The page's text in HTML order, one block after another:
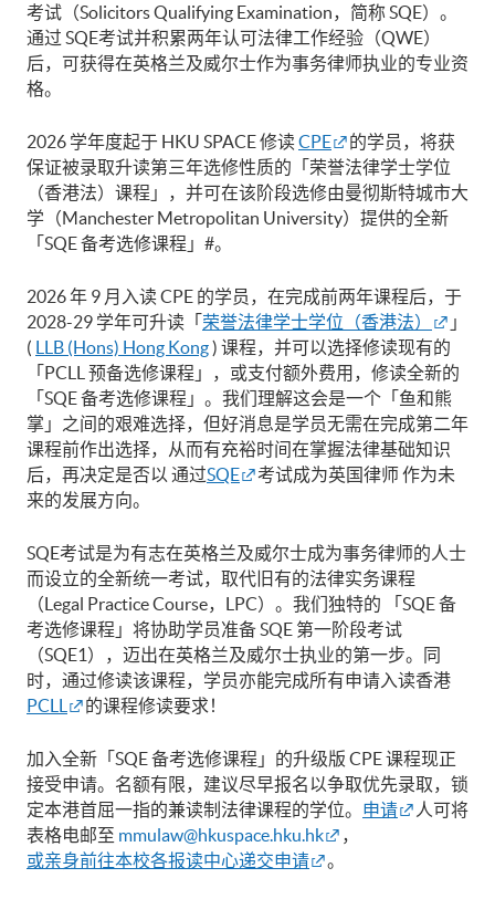
考试（Solicitors Qualifying Examination，简称 SQE）。
通过 SQE考试并积累两年认可法律工作经验（QWE）
后，可获得在英格兰及威尔士作为事务律师执业的专业资
格。
2026 学年度起于 HKU SPACE 修读CPE
的学员，将获
保证被录取升读第三年选修性质的「荣誉法律学士学位
（香港法）课程」，并可在该阶段选修由曼彻斯特城市大
学（Manchester Metropolitan University）提供的全新
「SQE 备考选修课程」#。
2026 年 9 月入读 CPE 的学员，在完成前两年课程后，于
2028-29 学年可升读「 荣誉法律学士学位（香港法）
」
( LLB (Hons) Hong Kong) 课程，并可以选择修读现有的
「PCLL 预备选修课程」，或支付额外费用，修读全新的
「SQE 备考选修课程」。我们理解这会是一个「鱼和熊
掌」之间的艰难选择，但好消息是学员无需在完成第二年
课程前作出选择，从而有充裕时间在掌握法律基础知识
后，再决定是否以 通过SQE
考试成为英国律师 作为未
来的发展方向。
SQE考试是为有志在英格兰及威尔士成为事务律师的人士
而设立的全新统一考试，取代旧有的法律实务课程
（Legal Practice Course，LPC）。我们独特的 「SQE 备
考选修课程」将协助学员准备 SQE 第一阶段考试
（SQE1），迈出在英格兰及威尔士执业的第一步。同
时，通过修读该课程，学员亦能完成所有申请入读香港
PCLL
的课程修读要求！
加入全新「SQE 备考选修课程」的升级版 CPE 课程现正
接受申请。名额有限，建议尽早报名以争取优先录取，锁
定本港首屈一指的兼读制法律课程的学位。 申请
人可将
表格电邮至 mmulaw@hkuspace.hku.hk
，
或亲身前往本校各报读中心递交申请
。